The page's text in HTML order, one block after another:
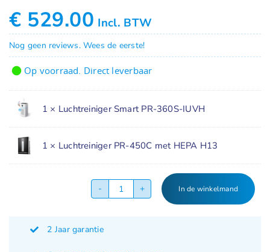
€ 529.00 Incl. BTW
Nog geen reviews. Wees de eerste!
Op voorraad. Direct leverbaar
1 × Luchtreiniger Smart PR-360S-IUVH
1 × Luchtreiniger PR-450C met HEPA H13
Luchtreiniger
In de winkelmand
2 Jaar garantie